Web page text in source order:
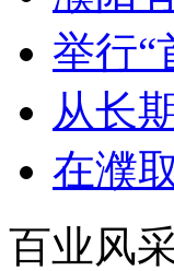
举行“
从长
在濮
百业风